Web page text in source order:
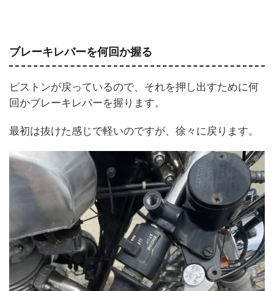
ブレーキレバーを何回か握る
ピストンが戻っているので、それを押し出すために何
回かブレーキレバーを握ります。
最初は抜けた感じで軽いのですが、徐々に戻ります。